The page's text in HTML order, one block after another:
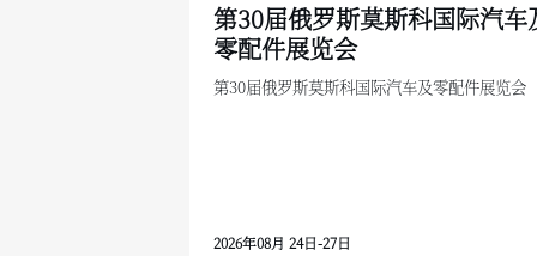
第30届俄罗斯莫斯科国际汽车
零配件展览会
第30届俄罗斯莫斯科国际汽车及零配件展览会
2026年08月 24日-27日